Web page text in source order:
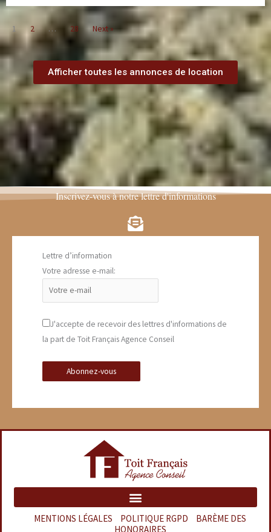
1 2 … 28 Next »
Afficher toutes les annonces de location
Inscrivez-vous à notre lettre d'informations
Lettre d’information
Votre adresse e-mail:
J'accepte de recevoir des lettres d'informations de
la part de Toit Français Agence Conseil
MENTIONS LÉGALES POLITIQUE RGPD
BARÈME DES
HONORAIRES